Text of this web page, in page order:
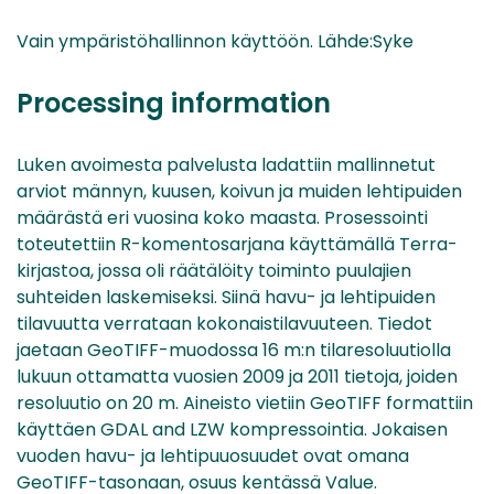
Vain ympäristöhallinnon käyttöön. Lähde:Syke
Processing information
Luken avoimesta palvelusta ladattiin mallinnetut
arviot männyn, kuusen, koivun ja muiden lehtipuiden
määrästä eri vuosina koko maasta. Prosessointi
toteutettiin R-komentosarjana käyttämällä Terra-
kirjastoa, jossa oli räätälöity toiminto puulajien
suhteiden laskemiseksi. Siinä havu- ja lehtipuiden
tilavuutta verrataan kokonaistilavuuteen. Tiedot
jaetaan GeoTIFF-muodossa 16 m:n tilaresoluutiolla
lukuun ottamatta vuosien 2009 ja 2011 tietoja, joiden
resoluutio on 20 m. Aineisto vietiin GeoTIFF formattiin
käyttäen GDAL and LZW kompressointia. Jokaisen
vuoden havu- ja lehtipuuosuudet ovat omana
GeoTIFF-tasonaan, osuus kentässä Value.